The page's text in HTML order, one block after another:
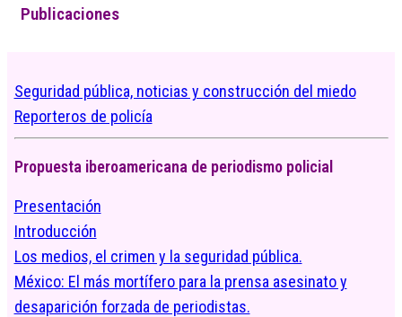
Publicaciones
Seguridad pública, noticias y construcción del miedo
Reporteros de policía
Propuesta iberoamericana de periodismo policial
Presentación
Introducción
Los medios, el crimen y la seguridad pública.
México: El más mortífero para la prensa asesinato y
desaparición forzada de periodistas.